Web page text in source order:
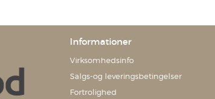
Informationer
Virksomhedsinfo
Salgs-og leveringsbetingelser
Fortrolighed